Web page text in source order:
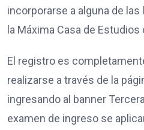
incorporarse a alguna de
la Máxima Casa de
El registro es
realizarse a través de la
ingresando al banner
examen de ingreso se